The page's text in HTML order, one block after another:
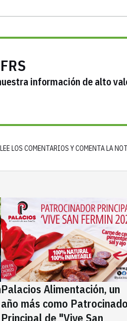
información de alto
LEE LOS COMENTARIOS Y COMENTA LA
Palacios Alimentación, un
año más como
Principal de "Vive San